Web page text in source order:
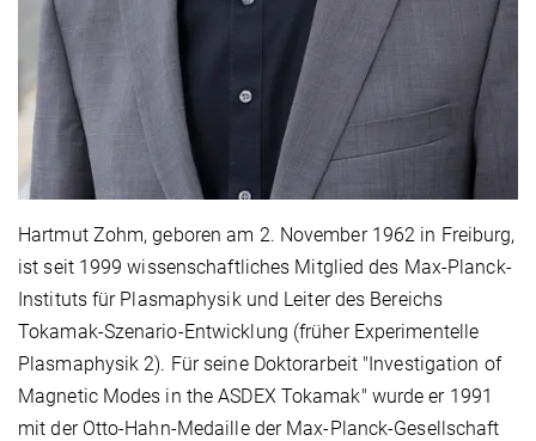
Hartmut Zohm, geboren am 2. November 1962 in Freiburg,
ist seit 1999 wissenschaftliches Mitglied des Max-Planck-
Instituts für Plasmaphysik und Leiter des Bereichs
Tokamak-Szenario-Entwicklung (früher Experimentelle
Plasmaphysik 2). Für seine Doktor­arbeit "Investigation of
Magnetic Modes in the ASDEX Tokamak" wurde er 1991
mit der Otto-Hahn-Medaille der Max-Planck-Gesellschaft